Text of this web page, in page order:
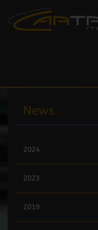
News
2024
2023
2019